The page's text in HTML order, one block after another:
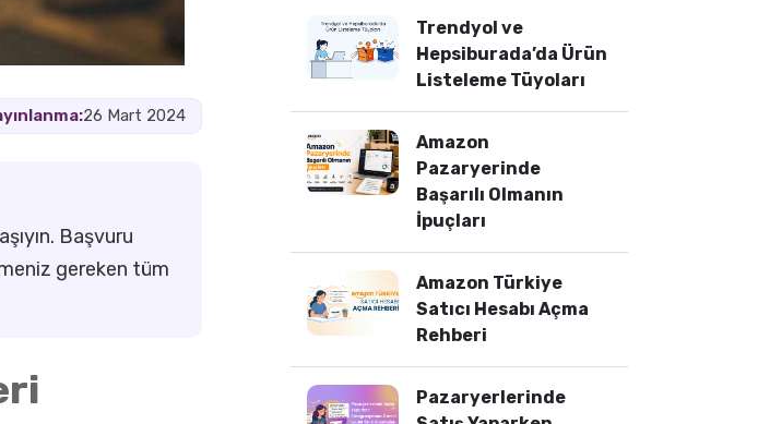
26 Mart 2024
Başvuru
gereken tüm
Trendyol ve
Hepsiburada’da Ürün
Listeleme Tüyoları
Amazon
Pazaryerinde
Başarılı Olmanın
İpuçları
Amazon Türkiye
Satıcı Hesabı Açma
Rehberi
Pazaryerlerinde